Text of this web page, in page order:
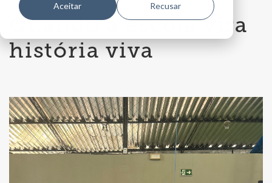
Aceitar Recusar
Quando a escola vira
história viva